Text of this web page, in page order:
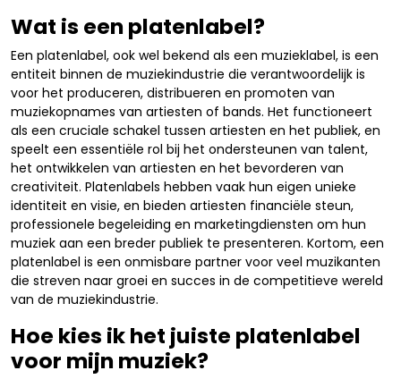
Wat is een platenlabel?
Een platenlabel, ook wel bekend als een muzieklabel, is een
entiteit binnen de muziekindustrie die verantwoordelijk is
voor het produceren, distribueren en promoten van
muziekopnames van artiesten of bands. Het functioneert
als een cruciale schakel tussen artiesten en het publiek, en
speelt een essentiële rol bij het ondersteunen van talent,
het ontwikkelen van artiesten en het bevorderen van
creativiteit. Platenlabels hebben vaak hun eigen unieke
identiteit en visie, en bieden artiesten financiële steun,
professionele begeleiding en marketingdiensten om hun
muziek aan een breder publiek te presenteren. Kortom, een
platenlabel is een onmisbare partner voor veel muzikanten
die streven naar groei en succes in de competitieve wereld
van de muziekindustrie.
Hoe kies ik het juiste platenlabel
voor mijn muziek?